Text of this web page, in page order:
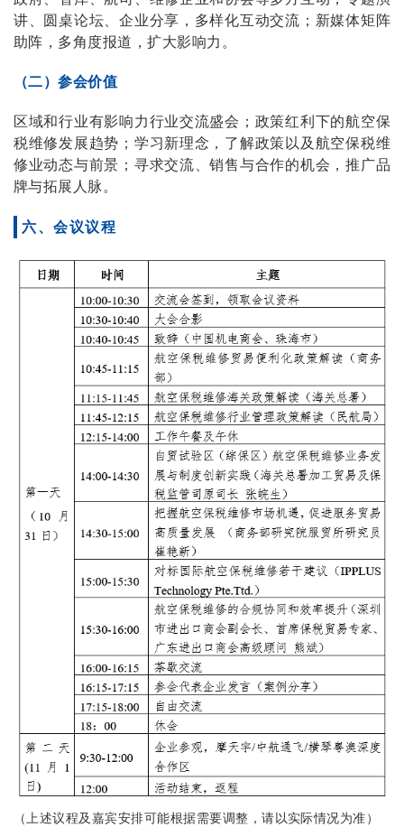
讲、圆桌论坛、企业分享，多样化互动交流；新媒体矩阵
助阵，多角度报道，扩大影响力。
（二）参会价值
区域和行业有影响力行业交流盛会；政策红利下的航空保
税维修发展趋势；学习新理念，了解政策以及航空保税维
修业动态与前景；寻求交流、销售与合作的机会，推广品
牌与拓展人脉。
六、会议议程
（上述议程及嘉宾安排可能根据需要调整，请以实际情况为准）